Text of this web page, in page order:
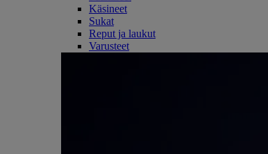
Käsineet
Sukat
Reput ja laukut
Varusteet